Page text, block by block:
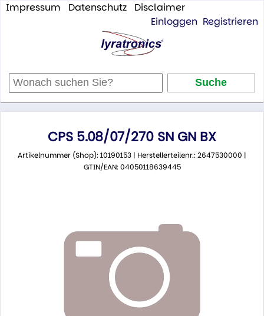
Impressum Datenschutz
Disclaimer
Einloggen Registrieren
CPS 5.08/07/270 SN GN BX
Artikelnummer (Shop): 10190153 | Herstellerteilenr.: 2647530000 |
GTIN/EAN: 04050118639445